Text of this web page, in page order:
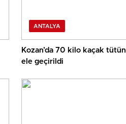
ANTALYA
Kozan’da 70 kilo kaçak tütün
ele geçirildi